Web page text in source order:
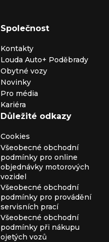
Společnost
Kontakty
Louda Auto+ Poděbrady
Obytné vozy
Novinky
Pro média
Kariéra
Důležité odkazy
Cookies
Všeobecné obchodní
podmínky pro online
objednávky motorových
vozidel
Všeobecné obchodní
podmínky pro provádění
servisních prací
Všeobecné obchodní
podmínky při nákupu
ojetých vozů